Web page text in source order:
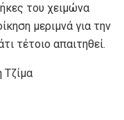
του χειμώνα
μεριμνά για την
τέτοιο απαιτηθεί.
Τζίμα